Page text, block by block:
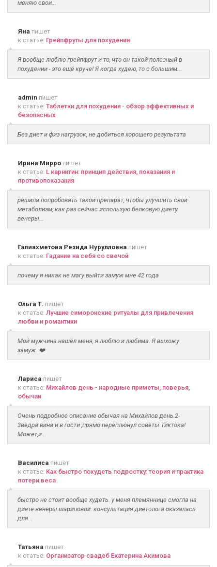
меняю свои...
Яна пишет
к статье: Грейпфруты для похудения
Я вообще люблю грейпфрут и то, что он такой полезный в
похудении - это ещё круче! Я когда худею, то с большим...
admin пишет
к статье: Таблетки для похудения - обзор эффективных и
безопасных
Без диет и физ нагрузок, не добиться хорошего результата
Ирина Мирро пишет
к статье: L карнитин: принцип действия, показания и
противопоказания
решила попробовать такой препарат, чтобы улучшить свой
метаболизм, как раз сейчас использую белковую диету
венеры...
Галиахметова Резида Нурулловна пишет
к статье: Гадание на себя со свечой
почему я никак не магу выйти замуж мне 42 года
Ольга Т. пишет
к статье: Лучшие симоронские ритуалы для привлечения
любви и романтики
Мой мужчина нашёл меня, я люблю и любима. Я выхожу
замуж. ❤️
Лариса пишет
к статье: Михайлов день - народные приметы, поверья,
обычаи
Очень подробное описание обычая на Михайлов день.2-
3ведра вина и в гости ,прямо переплюнул советы Тиктока!
Может,и...
Василиса пишет
к статье: Как быстро похудеть подростку: теория и практика
потери веса
быстро не стоит вообще худеть. у меня племяннице смогла на
диете венеры шариповой. консультация диетолога оказалась
для...
Татьяна пишет
к статье: Организатор свадеб Екатерина Акимова